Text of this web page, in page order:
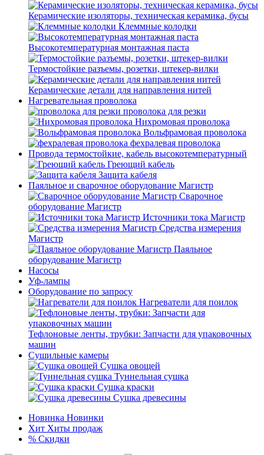
Керамические изоляторы, техническая керамика, бусы
Клеммные колодки
Высокотемпературная монтажная паста
Термостойкие разъемы, розетки, штекер-вилки
Керамические детали для направления нитей
Нагревательная проволока
проволока для резки
Нихромовая проволока
Вольфрамовая проволока
фехралевая проволока
Провода термостойкие, кабель высокотемпературный
Греющий кабель
Защита кабеля
Паяльное и сварочное оборудование Магистр
Сварочное
оборудование Магистр
Источники тока Магистр
Средства измерения
Магистр
Паяльное
оборудование Магистр
Насосы
Уф-лампы
Оборудование по запросу
Нагреватели для поилок
Тефлоновые ленты, трубки: Запчасти для упаковочных
машин
Сушильные камеры
Сушка овощей
Туннельная сушка
Сушка краски
Сушка древесины
Новинка Новинки
Хит Хиты продаж
% Скидки